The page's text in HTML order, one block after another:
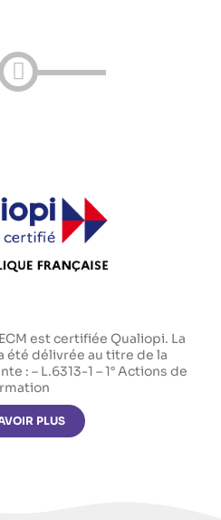
est certifiée Qualiopi. La
été délivrée au titre de la
: – L.6313-1 – 1° Actions de
PLUS